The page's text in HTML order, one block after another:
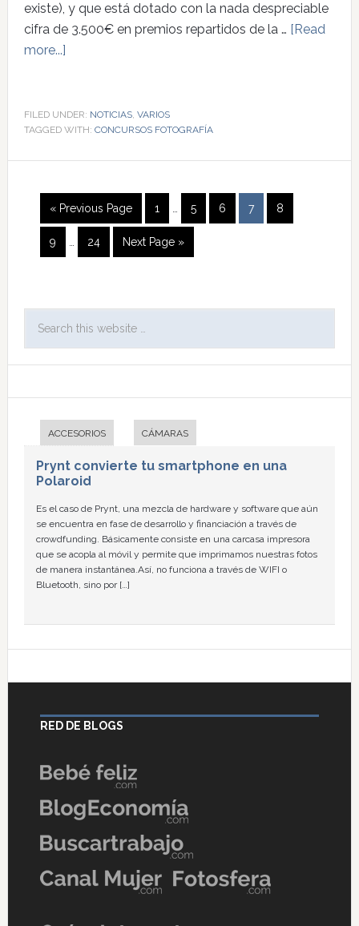
existe), y que está dotado con la nada despreciable
cifra de 3.500€ en premios repartidos de la … [Read
more...]
FILED UNDER: NOTICIAS, VARIOS
TAGGED WITH: CONCURSOS FOTOGRAFÍA
« Previous Page 1 … 5 6 7 8
9 … 24 Next Page »
ACCESORIOS CÁMARAS
Prynt convierte tu smartphone en una
Polaroid
Es el caso de Prynt, una mezcla de hardware y software que aún
se encuentra en fase de desarrollo y financiación a través de
crowdfunding. Básicamente consiste en una carcasa impresora
que se acopla al móvil y permite que imprimamos nuestras fotos
de manera instantánea.Así, no funciona a través de WIFI o
Bluetooth, sino por […]
RED DE BLOGS